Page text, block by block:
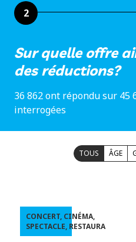
2
Sur quelle offre
des réductions?
36 862 ont répondu sur 45
interrogées
TOUS ÂGE
CONCERT, CINÉMA,
SPECTACLE, RESTAURA